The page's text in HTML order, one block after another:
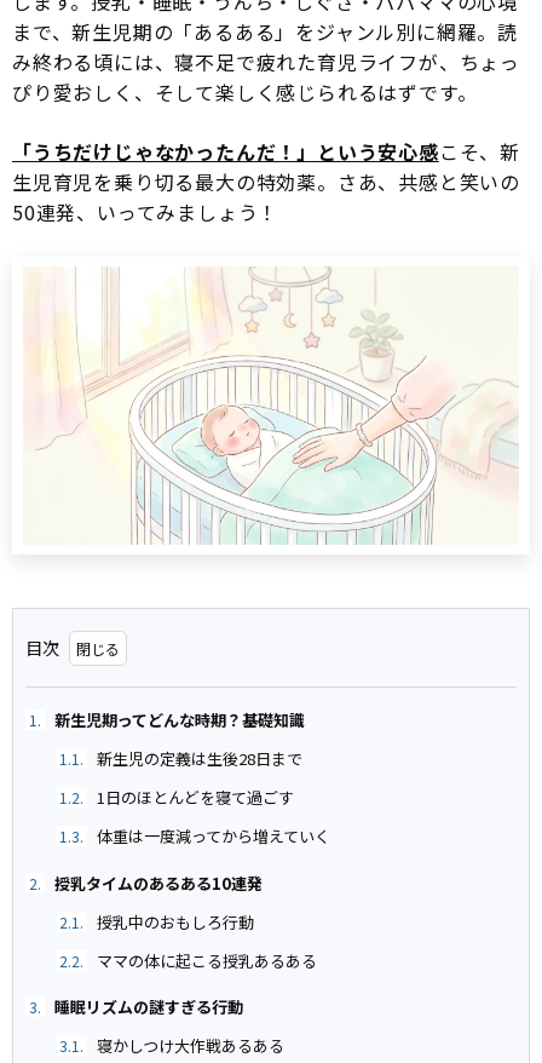
まで、新生児期の「あるある」をジャンル別に網羅。読
み終わる頃には、寝不足で疲れた育児ライフが、ちょっ
ぴり愛おしく、そして楽しく感じられるはずです。
「うちだけじゃなかったんだ！」という安心感こそ、新
生児育児を乗り切る最大の特効薬。さあ、共感と笑いの
50連発、いってみましょう！
目次
1. 新生児期ってどんな時期？基礎知識
1.1. 新生児の定義は生後28日まで
1.2. 1日のほとんどを寝て過ごす
1.3. 体重は一度減ってから増えていく
2. 授乳タイムのあるある10連発
2.1. 授乳中のおもしろ行動
2.2. ママの体に起こる授乳あるある
3. 睡眠リズムの謎すぎる行動
3.1. 寝かしつけ大作戦あるある